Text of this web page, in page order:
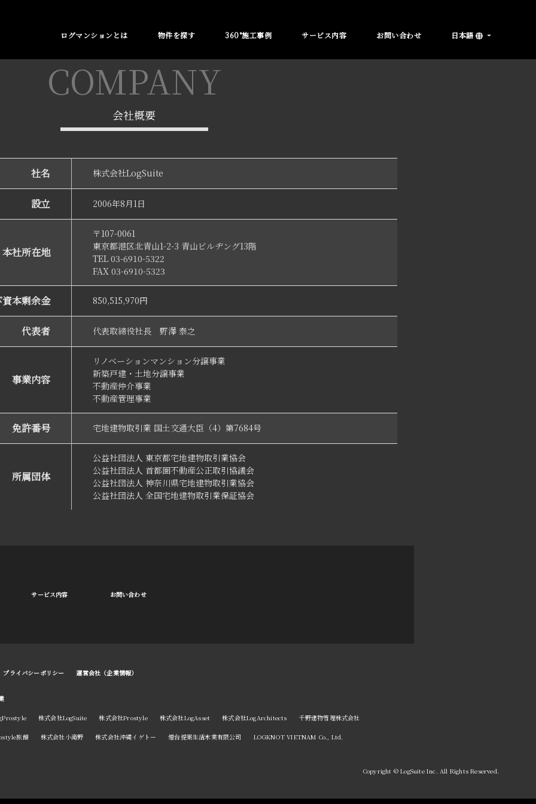
ログマンションとは 物件を探す 360°施工事例 サービス内容 お問い合わせ 日本語
COMPANY
会社概要
社名 株式会社LogSuite
設立 2006年8月1日
本社所在地
〒107-0061
東京都港区北青山1-2-3 青山ビルヂング13階
TEL 03-6910-5322
FAX 03-6910-5323
本剰余金 850,515,970円
代表者 代表取締役社長 野澤 泰之
事業内容
リノベーションマンション分譲事業
新築戸建・土地分譲事業
不動産仲介事業
不動産管理事業
免許番号 宅地建物取引業 国土交通大臣（4）第7684号
所属団体
公益社団法人 東京都宅地建物取引業協会
公益社団法人 首都圏不動産公正取引協議会
公益社団法人 神奈川県宅地建物取引業協会
公益社団法人 全国宅地建物取引業保証協会
サービス内容 お問い合わせ
プライバシーポリシー 運営会社（企業情報）
株式会社LogSuite 株式会社Prostyle 株式会社LogAsset 株式会社LogArchitects 千野建物管理株式会社
旅館 株式会社小滝野 株式会社沖縄イゲトー 煙台提案生活木業有限公司 LOGKNOT VIETNAM Co., Ltd.
Copyright © LogSuite Inc. All Rights Reserved.